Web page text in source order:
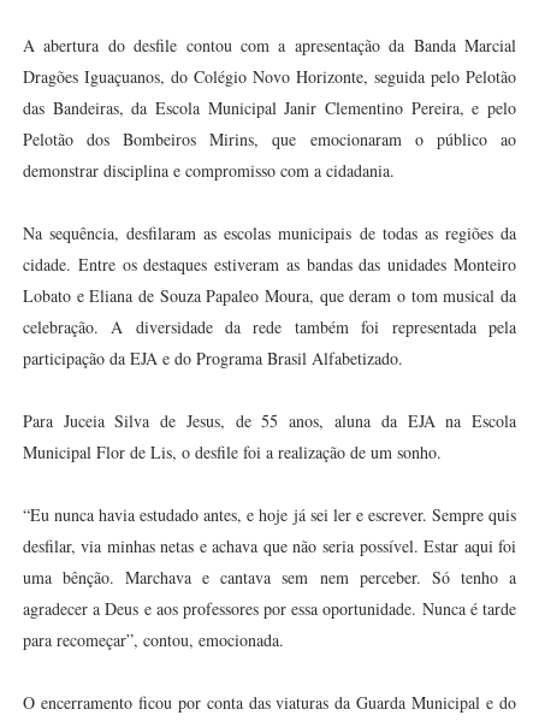
A abertura do desfile contou com a apresentação da Banda Marcial
Dragões Iguaçuanos, do Colégio Novo Horizonte, seguida pelo Pelotão
das Bandeiras, da Escola Municipal Janir Clementino Pereira, e pelo
Pelotão dos Bombeiros Mirins, que emocionaram o público ao
demonstrar disciplina e compromisso com a cidadania.
Na sequência, desfilaram as escolas municipais de todas as regiões da
cidade. Entre os destaques estiveram as bandas das unidades Monteiro
Lobato e Eliana de Souza Papaleo Moura, que deram o tom musical da
celebração. A diversidade da rede também foi representada pela
participação da EJA e do Programa Brasil Alfabetizado.
Para Juceia Silva de Jesus, de 55 anos, aluna da EJA na Escola
Municipal Flor de Lis, o desfile foi a realização de um sonho.
“Eu nunca havia estudado antes, e hoje já sei ler e escrever. Sempre quis
desfilar, via minhas netas e achava que não seria possível. Estar aqui foi
uma bênção. Marchava e cantava sem nem perceber. Só tenho a
agradecer a Deus e aos professores por essa oportunidade. Nunca é tarde
para recomeçar”, contou, emocionada.
O encerramento ficou por conta das viaturas da Guarda Municipal e do